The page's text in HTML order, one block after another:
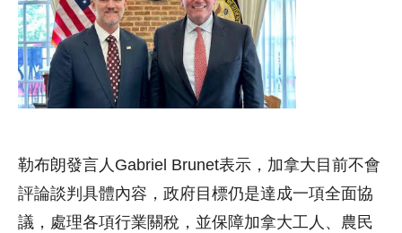
勒布朗發言人Gabriel Brunet表示，加拿大目前不會
評論談判具體內容，政府目標仍是達成一項全面協
議，處理各項行業關稅，並保障加拿大工人、農民